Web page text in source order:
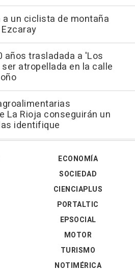
a un ciclista de montaña
años trasladada a 'Los
atropellada en la calle
La Rioja conseguirán un
identifique
ECONOMÍA
SOCIEDAD
CIENCIAPLUS
PORTALTIC
EPSOCIAL
MOTOR
TURISMO
NOTIMÉRICA